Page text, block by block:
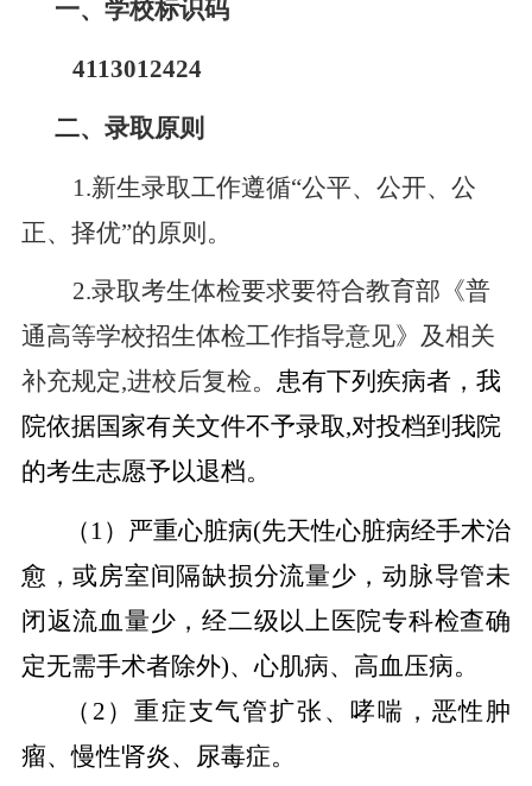
一、学校标识码
4113012424
二、录取原则
1.新生录取工作遵循“公平、公开、公
正、择优”的原则。
2.录取考生体检要求要符合教育部《普
通高等学校招生体检工作指导意见》及相关
补充规定,进校后复检。 患有下列疾病者，我
院依据国家有关文件不予录取,对投档到我院
的考生志愿予以退档。
（ 1） 严重心脏病(先天性心脏病经手术治
愈，或房室间隔缺损分流量少，动脉导管未
闭返流血量少，经二级以上医院专科检查确
定无需手术者除外)、心肌病、高血压病。
（ 2 ）重症支气管扩张、哮喘，恶性肿
瘤、慢性肾炎、尿毒症。